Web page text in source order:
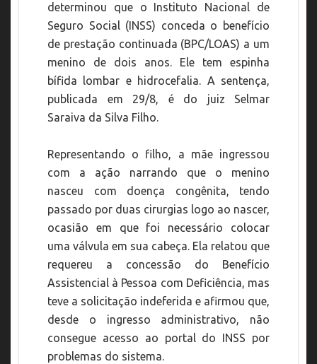
determinou que o Instituto Nacional de
Seguro Social (INSS) conceda o benefício
de prestação continuada (BPC/LOAS) a um
menino de dois anos. Ele tem espinha
bífida lombar e hidrocefalia. A sentença,
publicada em 29/8, é do juiz Selmar
Saraiva da Silva Filho.
Representando o filho, a mãe ingressou
com a ação narrando que o menino
nasceu com doença congênita, tendo
passado por duas cirurgias logo ao nascer,
ocasião em que foi necessário colocar
uma válvula em sua cabeça. Ela relatou que
requereu a concessão do Benefício
Assistencial à Pessoa com Deficiência, mas
teve a solicitação indeferida e afirmou que,
desde o ingresso administrativo, não
consegue acesso ao portal do INSS por
problemas do sistema.